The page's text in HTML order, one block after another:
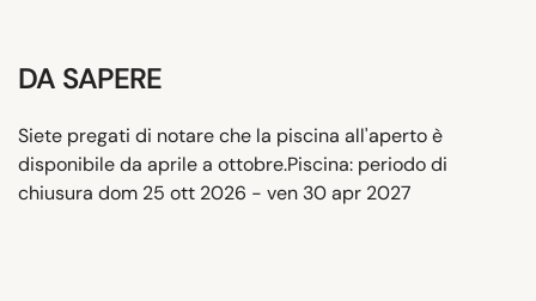
DA SAPERE
Siete pregati di notare che la piscina all'aperto è
disponibile da aprile a ottobre.Piscina: periodo di
chiusura dom 25 ott 2026 - ven 30 apr 2027